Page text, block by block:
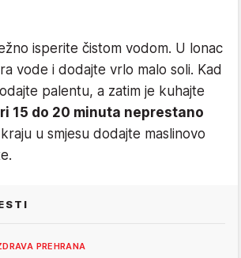
isperite čistom vodom. U lonac
vode i dodajte vrlo malo soli. Kad
palentu, a zatim je kuhajte
15 do 20 minuta neprestano
u smjesu dodajte maslinovo
PREHRANA